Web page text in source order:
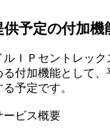
供予定の付加機
ＩＰセントレック
る付加機能として
予定です。
ービス概要